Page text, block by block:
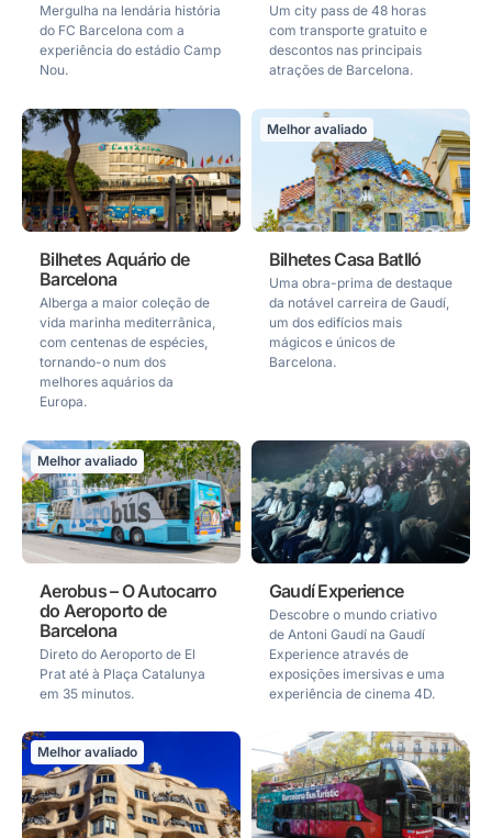
Mergulha na lendária história
do FC Barcelona com a
experiência do estádio Camp
Nou.
Um city pass de 48 horas
com transporte gratuito e
descontos nas principais
atrações de Barcelona.
Bilhetes Aquário de
Barcelona
Alberga a maior coleção de
vida marinha mediterrânica,
com centenas de espécies,
tornando-o num dos
melhores aquários da
Europa.
Melhor avaliado
Bilhetes Casa Batlló
Uma obra-prima de destaque
da notável carreira de Gaudí,
um dos edifícios mais
mágicos e únicos de
Barcelona.
Melhor avaliado
Aerobus – O Autocarro
do Aeroporto de
Barcelona
Direto do Aeroporto de El
Prat até à Plaça Catalunya
em 35 minutos.
Gaudí Experience
Descobre o mundo criativo
de Antoni Gaudí na Gaudí
Experience através de
exposições imersivas e uma
experiência de cinema 4D.
Melhor avaliado